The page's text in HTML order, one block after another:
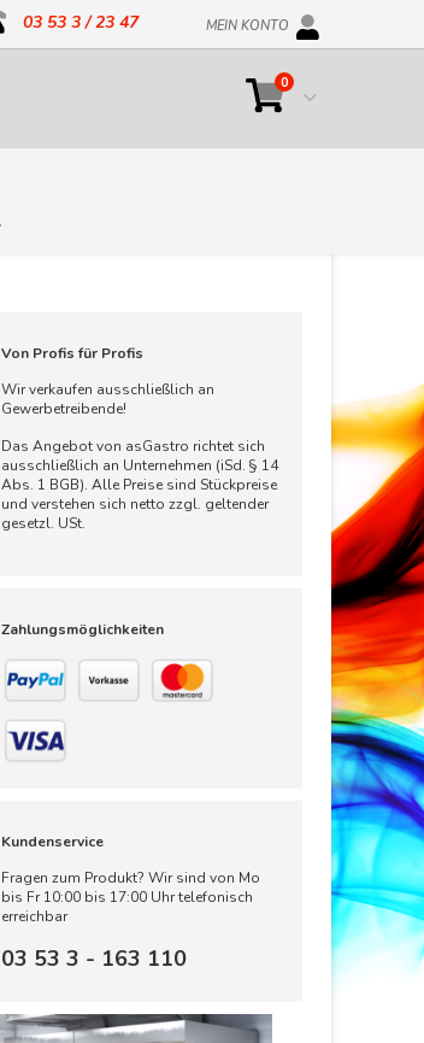
03 53 3 / 23 47 MEIN KONTO
Cart
0Artikel
Von Profis für Profis
Wir verkaufen ausschließlich an
Gewerbetreibende!
Das Angebot von asGastro richtet sich
ausschließlich an Unternehmen (iSd. § 14
Abs. 1 BGB). Alle Preise sind Stückpreise
und verstehen sich netto zzgl. geltender
gesetzl. USt.
Zahlungsmöglichkeiten
Kundenservice
Fragen zum Produkt? Wir sind von Mo
bis Fr 10:00 bis 17:00 Uhr telefonisch
erreichbar
03 53 3 - 163 110